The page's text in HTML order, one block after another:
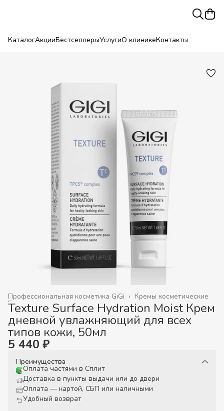
КаталогАкцииБестселлерыУслугиО клиникеКонтакты
Кремы косметические
Профессиональная косметика GiGi ›
Главная
Texture Surface Hydration Moist Крем
дневной увлажняющий для всех
типов кожи, 50мл
5 440 ₽
Преимущества
Оплата частями в Сплит
Доставка в пункты выдачи или до двери
Оплата — картой, СБП или наличными
Удобный возврат